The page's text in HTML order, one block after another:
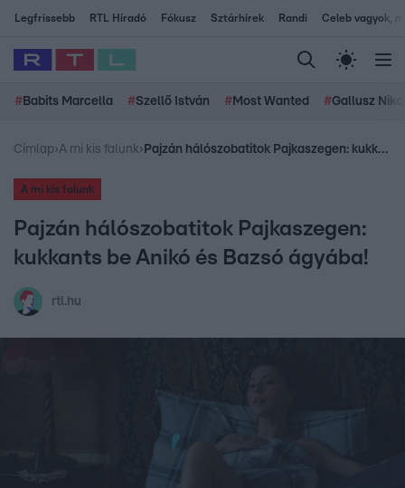
Legfrissebb RTL Híradó Fókusz Sztárhírek Randi Celeb vagyok,
# Babits Marcella #Szellő István # Most Wanted #Gallusz
Címlap›A mi kis falunk› Pajzán hálószobatitok Pajkaszegen: kukkants be Anikó és Bazsó ágyába!
A mi kis falunk
Pajzán hálószobatitok Pajkaszegen:
kukkants be Anikó és Bazsó ágyába!
rtl.hu